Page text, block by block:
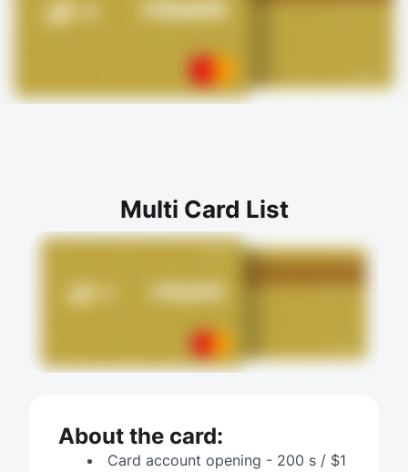
Multi Card List
About the card:
Card account opening - 200 s / $1